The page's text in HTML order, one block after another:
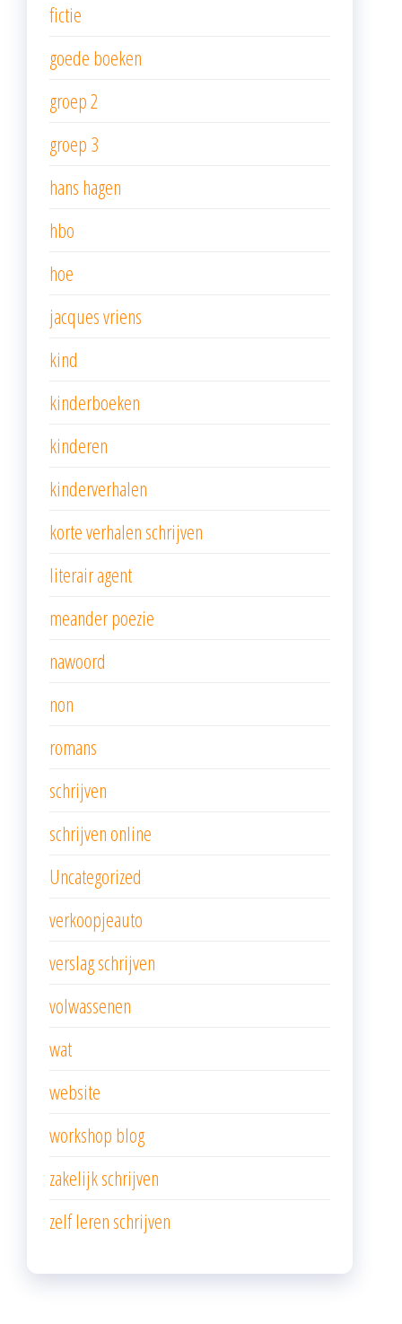
fictie
goede boeken
groep 2
groep 3
hans hagen
hbo
hoe
jacques vriens
kind
kinderboeken
kinderen
kinderverhalen
korte verhalen schrijven
literair agent
meander poezie
nawoord
non
romans
schrijven
schrijven online
Uncategorized
verkoopjeauto
verslag schrijven
volwassenen
wat
website
workshop blog
zakelijk schrijven
zelf leren schrijven